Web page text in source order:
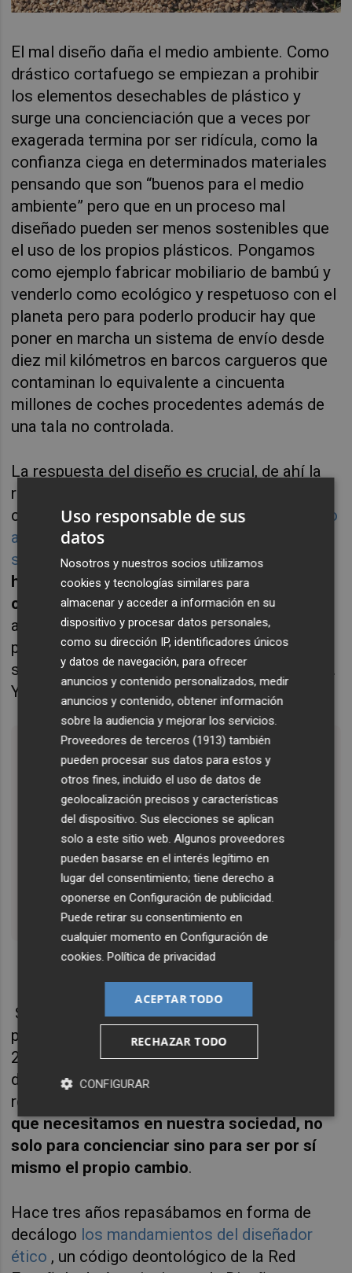
El mal diseño daña el medio ambiente. Como
drástico cortafuego se empiezan a prohibir
los elementos desechables de plástico y
surge una concienciación que a veces por
exagerada termina por ser ridícula, como la
confianza ciega en determinados materiales
pensando que son “buenos para el medio
ambiente” pero que en un proceso mal
diseñado pueden ser menos sostenibles que
el uso de los propios plásticos. Pongamos
como ejemplo fabricar mobiliario de bambú y
venderlo como ecológico y respetuoso con el
planeta pero para poderlo producir hay que
poner en marcha un sistema de envío desde
diez mil kilómetros en barcos cargueros que
contaminan lo equivalente a cincuenta
millones de coches procedentes además de
una tala no controlada.
La respuesta del diseño es crucial, de ahí la
responsabilidad en otros temas de valores
como es el papel del diseño como enemigo (o
aliado) de la publicidad machista y
sexista . No son pocos los diseñadores que
han apuntado cómo el diseño puede
cambiar el mundo, como ambicionaba el
alemán Dieter Rams que enfatizaba en la
protección del entorno natural y en el reto de
superar esta era de consumismo exacerbado.
Y esa es precisamente la clave.
«Designers should always have the
ambition to change the world for the
better; it cannot happen by itself.»
Dieter Rams, Tokio Manifesto.
Museum Angewandte Kunst, Frankfurt.
pic.twitter.com/IdWs5X7Oo3
— Kike Correcher (@kikeco)August 19,
2019
Siguiendo con los pensamientos de Rams,
plasmados en su Manifiesto de Tokio de
2010, esto ya no va de los productos que
diseñamos sino de la infraestructura que los
rodea.
que necesitamos en nuestra sociedad, no
solo para concienciar sino para ser por sí
mismo el propio cambio.
Hace tres años repasábamos en forma de
decálogo los mandamientos del diseñador
ético , un código deontológico de la Red
Uso responsable de sus
datos
Nosotros y nuestros socios utilizamos
cookies y tecnologías similares para
almacenar y acceder a información en su
dispositivo y procesar datos personales,
como su dirección IP, identificadores únicos
y datos de navegación, para ofrecer
anuncios y contenido personalizados, medir
anuncios y contenido, obtener información
sobre la audiencia y mejorar los servicios.
Proveedores de terceros (1913) también
pueden procesar sus datos para estos y
otros fines, incluido el uso de datos de
geolocalización precisos y características
del dispositivo. Sus elecciones se aplican
solo a este sitio web. Algunos proveedores
pueden basarse en el interés legítimo en
lugar del consentimiento; tiene derecho a
oponerse enConfiguración de publicidad.
Puede retirar su consentimiento en
cualquier momento enConfiguración de
cookies.Política de privacidad
ACEPTAR TODO
RECHAZAR TODO
CONFIGURAR